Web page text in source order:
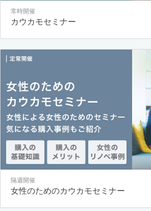
常時開催
カウカモセミナー
隔週開催
女性のためのカウカモセミナー